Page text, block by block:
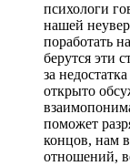
психологи
нашей
поработать
берутся эти
за
открыто
поможет
концов, нам
отношений,